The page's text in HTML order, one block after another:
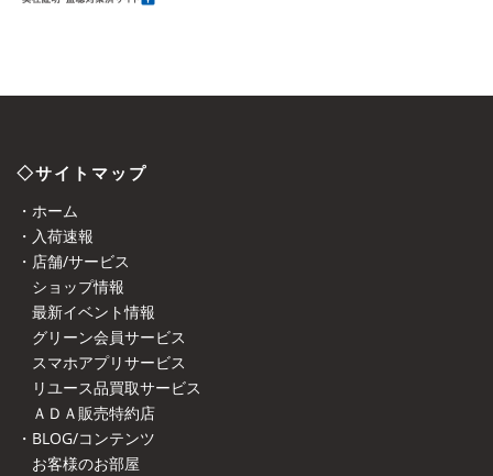
◇サイトマップ
・ホーム
・入荷速報
・店舗/サービス
ショップ情報
最新イベント情報
グリーン会員サービス
スマホアプリサービス
リユース品買取サービス
ＡＤＡ販売特約店
・BLOG/コンテンツ
お客様のお部屋